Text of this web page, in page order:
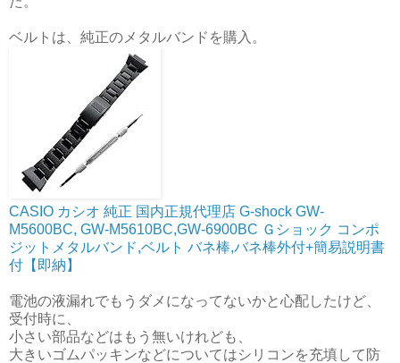
ベルトは、純正のメタルバンドを購入。
CASIO カシオ 純正 国内正規代理店 G-shock GW-
M5600BC, GW-M5610BC,GW-6900BC Ｇショック コンポ
ジットメタルバンド,ベルト バネ棒,バネ棒外付+簡易説明書
付【即納】
電池の液漏れでもうダメになってないかと心配したけど、
受付時に、
小さい部品などはもう無いけれども、
大きいゴムパッキンなどについてはシリコンを充填して防